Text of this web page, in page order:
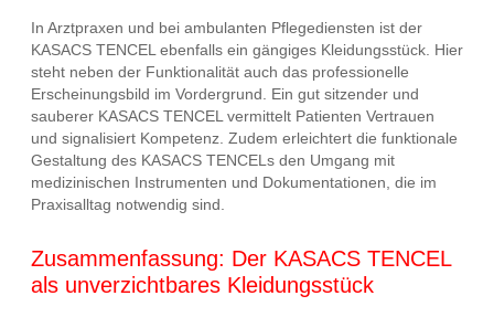
In Arztpraxen und bei ambulanten Pflegediensten ist der
KASACS TENCEL ebenfalls ein gängiges Kleidungsstück. Hier
steht neben der Funktionalität auch das professionelle
Erscheinungsbild im Vordergrund. Ein gut sitzender und
sauberer KASACS TENCEL vermittelt Patienten Vertrauen
und signalisiert Kompetenz. Zudem erleichtert die funktionale
Gestaltung des KASACS TENCELs den Umgang mit
medizinischen Instrumenten und Dokumentationen, die im
Praxisalltag notwendig sind.
Zusammenfassung: Der KASACS TENCEL
als unverzichtbares Kleidungsstück